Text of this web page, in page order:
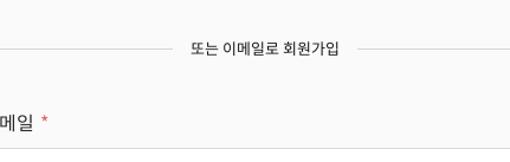
또는 이메일로 회원가입
일